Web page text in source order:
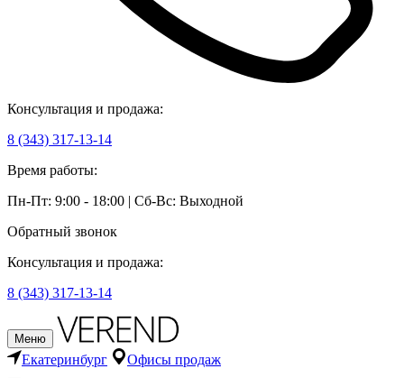
Консультация и продажа:
8 (343) 317-13-14
Время работы:
Пн-Пт: 9:00 - 18:00 | Сб-Вс: Выходной
Обратный звонок
Консультация и продажа:
8 (343) 317-13-14
Меню
Екатеринбург Офисы продаж